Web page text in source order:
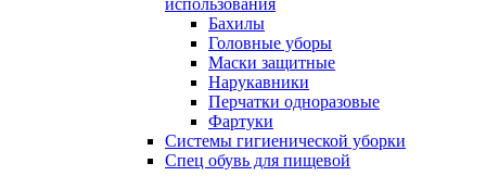
Бахилы
Головные уборы
Маски защитные
Нарукавники
Перчатки одноразовые
Фартуки
Системы гигиенической уборки
Спец обувь для пищевой